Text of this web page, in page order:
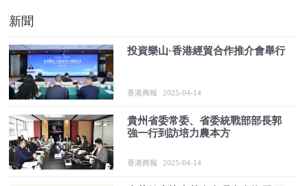
新聞
投資樂山·香港經貿合作推介會舉行
香港商報 2025-04-14
貴州省委常委、省委統戰部部長郭
強一行到訪培力農本方
香港商報 2025-04-14